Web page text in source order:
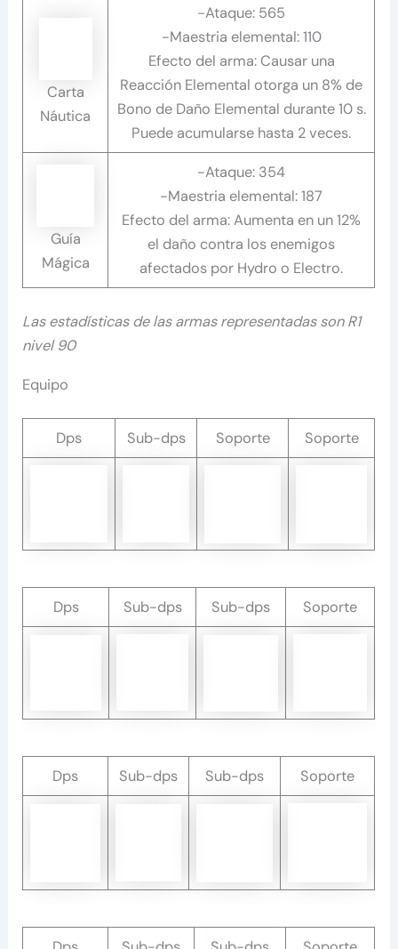
Carta
Náutica
-Ataque: 565
-Maestria elemental: 110
Efecto del arma: Causar una
Reacción Elemental otorga un 8% de
Bono de Daño Elemental durante 10 s.
Puede acumularse hasta 2 veces.
Guía
Mágica
-Ataque: 354
-Maestria elemental: 187
Efecto del arma: Aumenta en un 12%
el daño contra los enemigos
afectados por Hydro o Electro.
Las estadísticas de las armas representadas son R1
nivel 90
Equipo
Dps Sub-dps Soporte Soporte
Dps Sub-dps Sub-dps Soporte
Dps Sub-dps Sub-dps Soporte